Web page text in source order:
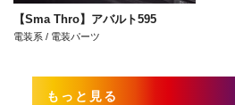
【Sma Thro】アバルト595
電装系 / 電装パーツ
もっと見る